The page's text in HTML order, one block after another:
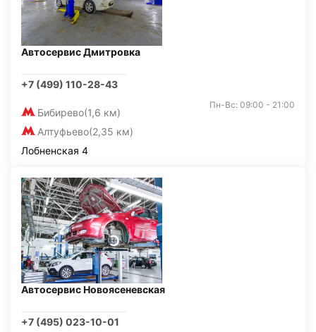
Автосервис Дмитровка
+7 (499) 110-28-43
Бибирево(1,6 км)
Алтуфьево(2,35 км)
Пн-Вс: 09:00 - 21:00
Лобненская 4
Автосервис Новоясеневская
+7 (495) 023-10-01